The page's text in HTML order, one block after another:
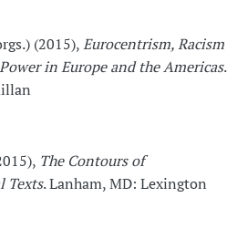
(2015),Eurocentrism, Racism
in Europe and the Americas.
The Contours of
Texts. Lanham, MD: Lexington